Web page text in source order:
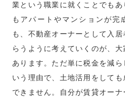
業という職業に就くことでもあ
もアパートやマンションが完
も、不動産オーナーとして入居
らうように考えていくのが、大
あります。ただ単に税金を減ら
いう理由で、土地活用をしても
できません。自分が賃貸オーナ